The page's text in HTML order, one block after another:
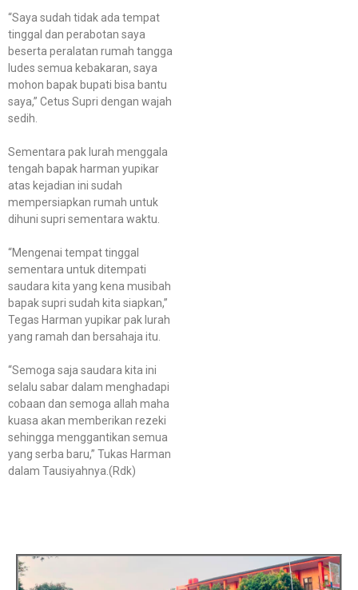
“Saya sudah tidak ada tempat
tinggal dan perabotan saya
beserta peralatan rumah tangga
ludes semua kebakaran, saya
mohon bapak bupati bisa bantu
saya,” Cetus Supri dengan wajah
sedih.
Sementara pak lurah menggala
tengah bapak harman yupikar
atas kejadian ini sudah
mempersiapkan rumah untuk
dihuni supri sementara waktu.
“Mengenai tempat tinggal
sementara untuk ditempati
saudara kita yang kena musibah
bapak supri sudah kita siapkan,”
Tegas Harman yupikar pak lurah
yang ramah dan bersahaja itu.
“Semoga saja saudara kita ini
selalu sabar dalam menghadapi
cobaan dan semoga allah maha
kuasa akan memberikan rezeki
sehingga menggantikan semua
yang serba baru,” Tukas Harman
dalam Tausiyahnya.(Rdk)